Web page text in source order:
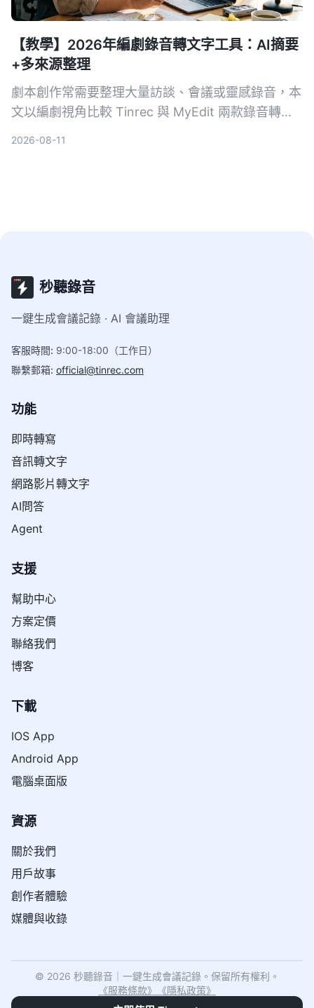
【教學】2026年編劇錄音轉文字工具：AI摘要
+多來源整理
劇本創作常需要整理大量訪談、會議或靈感錄音，本
文以編劇視角比較 Tinrec 與 MyEdit 兩款錄音轉文
2026-08-11
秒聽錄音
一鍵生成會議記錄 · AI 會議助理
客服時間: 9:00-18:00（工作日）
聯繫郵箱: official@tinrec.com
功能
即時轉寫
音訊轉文字
網路影片轉文字
AI問答
Agent
支援
幫助中心
方案定價
聯絡我們
博客
下載
IOS App
Android App
電腦桌面版
資源
關於我們
用戶故事
創作者體驗
媒體與收錄
© 2026 秒聽錄音｜一鍵生成會議記錄。保留所有權利。
《服務條款》 《隱私政策》